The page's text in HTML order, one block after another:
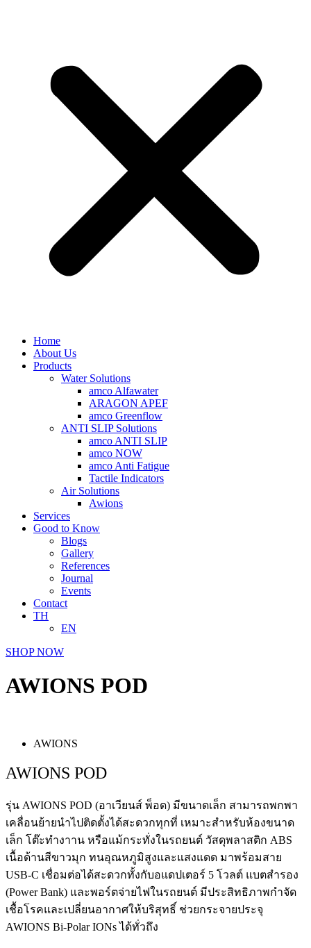
Home
About Us
Products
Water Solutions
amco Alfawater
ARAGON APEF
amco Greenflow
ANTI SLIP Solutions
amco ANTI SLIP
amco NOW
amco Anti Fatigue
Tactile Indicators
Air Solutions
Awions
Services
Good to Know
Blogs
Gallery
References
Journal
Events
Contact
TH
EN
SHOP NOW
AWIONS POD
AWIONS
AWIONS POD
รุ่น AWIONS POD (อาเวียนส์ พ็อด) มีขนาดเล็ก สามารถพกพา
เคลื่อนย้ายนำไปติดตั้งได้สะดวกทุกที่ เหมาะสำหรับห้องขนาด
เล็ก โต๊ะทำงาาน หรือแม้กระทั่งในรถยนต์ วัสดุพลาสติก ABS
เนื้อด้านสีขาวมุก ทนอุณหภูมิสูงและแสงแดด มาพร้อมสาย
USB-C เชื่อมต่อได้สะดวกทั้งกับอแดปเตอร์ 5 โวลต์ แบตสำรอง
(Power Bank) และพอร์ตจ่ายไฟในรถยนต์ มีประสิทธิภาพกำจัด
เชื้อโรคและเปลี่ยนอากาศให้บริสุทธิ์ ช่วยกระจายประจุ
AWIONS Bi-Polar IONs ได้ทั่วถึง